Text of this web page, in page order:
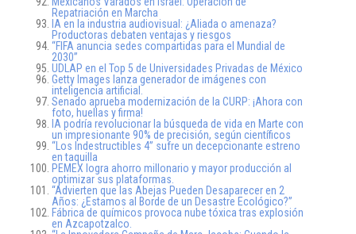
Repatriación en Marcha
IA en la industria audiovisual: ¿Aliada o amenaza?
Productoras debaten ventajas y riesgos
“FIFA anuncia sedes compartidas para el Mundial de
2030”
UDLAP en el Top 5 de Universidades Privadas de México
Getty Images lanza generador de imágenes con
inteligencia artificial.
Senado aprueba modernización de la CURP: ¡Ahora con
foto, huellas y firma!
IA podría revolucionar la búsqueda de vida en Marte con
un impresionante 90% de precisión, según científicos
“Los Indestructibles 4” sufre un decepcionante estreno
en taquilla
PEMEX logra ahorro millonario y mayor producción al
optimizar sus plataformas.
“Advierten que las Abejas Pueden Desaparecer en 2
Años: ¿Estamos al Borde de un Desastre Ecológico?”
Fábrica de químicos provoca nube tóxica tras explosión
en Azcapotzalco.